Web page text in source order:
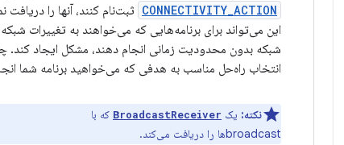
CONNECTIVITY_ACTION ثبت‌نام کنند، آنها را
این می‌تواند برای برنامه‌هایی که می‌خواهند به تغییرات
شبکه بدون محدودیت زمانی انجام دهند، مشکل ایجاد کند.
انتخاب راه‌حل مناسب به هدفی که می‌خواهید برنامه شما
نکته: یک BroadcastReceiver که با
broadcastها را دریافت می‌کند.